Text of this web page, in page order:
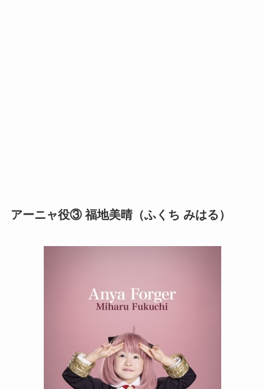
アーニャ役③ 福地美晴（ふくち みはる）